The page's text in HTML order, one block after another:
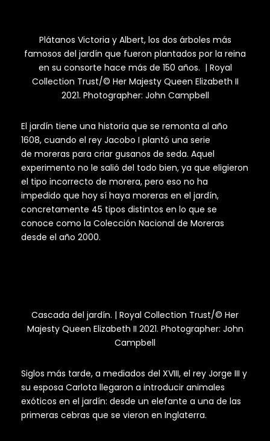
Plátanos Victoria y Albert, los dos árboles más
famosos del jardín que fueron plantados por la reina
en su consorte hace más de 150 años. | Royal
Collection Trust/© Her Majesty Queen Elizabeth II
2021. Photographer: John Campbell
El jardín tiene una historia que se remonta al año
1608, cuando el rey Jacobo I plantó una serie
de moreras para criar gusanos de seda. Aquel
experimento no le salió del todo bien, ya que eligieron
el tipo incorrecto de morera, pero eso no ha
impedido que hoy sí haya moreras en el jardín,
concretamente 45 tipos distintos en lo que se
conoce como la Colección Nacional de Moreras
desde el año 2000.
Cascada del jardín. | Royal Collection Trust/© Her
Majesty Queen Elizabeth II 2021. Photographer: John
Campbell
Siglos más tarde, a mediados del XVIII, el rey Jorge III y
su esposa Carlota llegaron a introducir animales
exóticos en el jardín: desde un elefante a una de las
primeras cebras que se vieron en Inglaterra.